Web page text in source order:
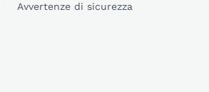
Avvertenze di sicurezza